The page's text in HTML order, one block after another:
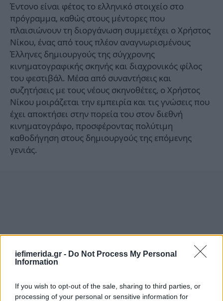
iefimerida.gr - Do Not Process My Personal
Information
If you wish to opt-out of the sale, sharing to third parties, or
processing of your personal or sensitive information for
Έντονο είναι φέτος το ελληνικό στοιχείο στο
πρόγραμμα, καθώς στους μέντορες που
πλαισιώνουν τη διοργάνωση συμμετέχει ο Χρήστος
Νίκου, ένας από τους πλέον αναγνωρισμένους
Έλληνες δημιουργούς της σύγχρονης
κινηματογραφικής σκηνής και διαχρονικός φίλος
του φεστιβάλ. Μέσα από συναντήσεις και
συζητήσεις με τους νέους σκηνοθέτες, ο Χρήστος
Νίκου μοιράζεται την εμπειρία και τις γνώσεις που
έχει αποκτήσει στην πορεία του στον διεθνή
κινηματογράφο, προσφέροντας πολύτιμη
καθοδήγηση στους δημιουργούς της επόμενης
γενιάς.